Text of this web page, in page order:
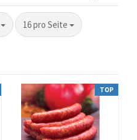
16 pro Seite
pro Seite
TOP